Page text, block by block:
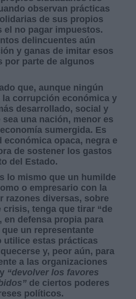
observan prácticas
de sus propios
el no pagar impuestos.
delincuentes aún
y ganas de imitar esos
por parte de algunos
que, aunque ningún
la corrupción económica y
desarrollado, social y
una nación, menor es
sumergida. Es
económica opaca, negra e
de sostener los gastos
del Estado.
lo mismo que un humilde
o empresario con la
razones diversas, sobre
crisis, tenga que tirar “de
en defensa propia para
un representante
estas prácticas
y, peor aún, para
a las organizaciones
“devolver los favores
de ciertos poderes
políticos.